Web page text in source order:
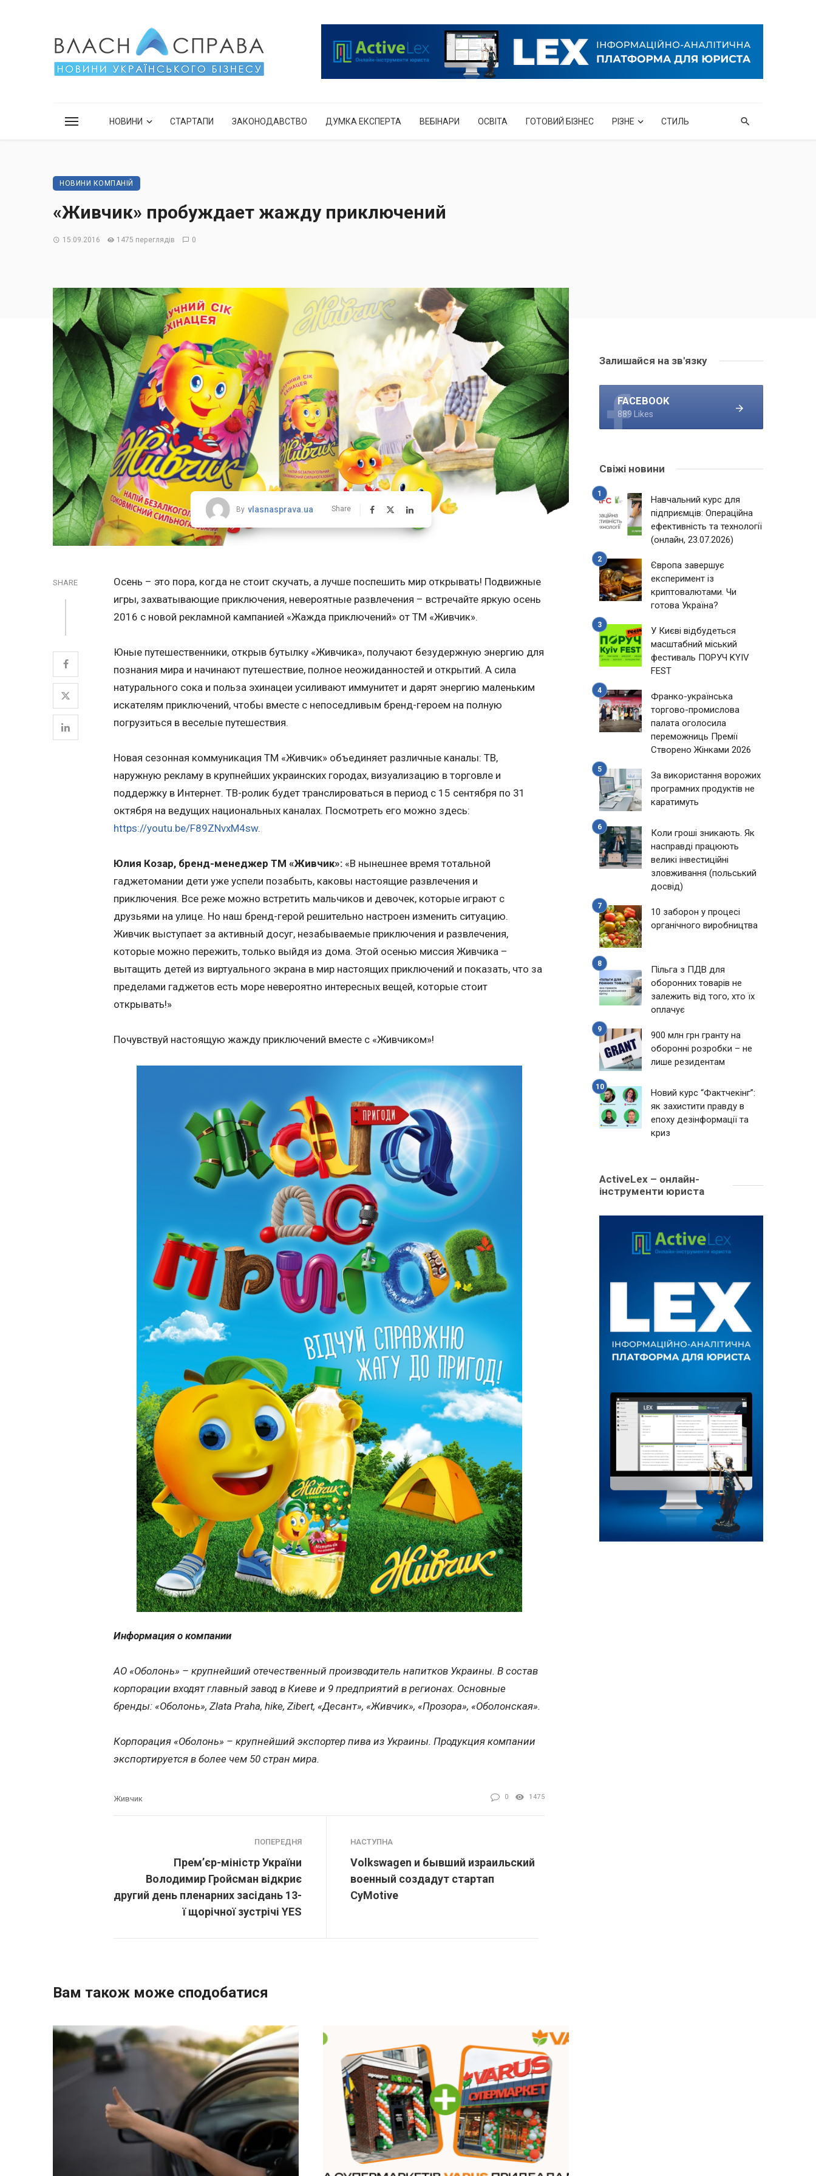
НОВИНИ СТАРТАПИ ЗАКОНОДАВСТВО ДУМКА ЕКСПЕРТА ВЕБІНАРИ ОСВІТА ГОТОВИЙ БІЗНЕС РІЗНЕ СТИЛЬ
НОВИНИ КОМПАНІЙ
«Живчик» пробуждает жажду приключений
15.09.2016 1475 переглядів 0
By vlasnasprava.ua Share
SHARE
Осень – это пора, когда не стоит скучать, а лучше поспешить мир открывать! Подвижные
игры, захватывающие приключения, невероятные развлечения – встречайте яркую осень
2016 с новой рекламной кампанией «Жажда приключений» от ТМ «Живчик».
Юные путешественники, открыв бутылку «Живчика», получают безудержную энергию для
познания мира и начинают путешествие, полное неожиданностей и открытий. А сила
натурального сока и польза эхинацеи усиливают иммунитет и дарят энергию маленьким
искателям приключений, чтобы вместе с непоседливым бренд-героем на полную
погрузиться в веселые путешествия.
Новая сезонная коммуникация ТМ «Живчик» объединяет различные каналы: ТВ,
наружную рекламу в крупнейших украинских городах, визуализацию в торговле и
поддержку в Интернет. ТВ-ролик будет транслироваться в период с 15 сентября по 31
октября на ведущих национальных каналах. Посмотреть его можно здесь:
https://youtu.be/F89ZNvxM4sw.
Юлия Козар, бренд-менеджер ТМ «Живчик»: «В нынешнее время тотальной
гаджетомании дети уже успели позабыть, каковы настоящие развлечения и
приключения. Все реже можно встретить мальчиков и девочек, которые играют с
друзьями на улице. Но наш бренд-герой решительно настроен изменить ситуацию.
Живчик выступает за активный досуг, незабываемые приключения и развлечения,
которые можно пережить, только выйдя из дома. Этой осенью миссия Живчика –
вытащить детей из виртуального экрана в мир настоящих приключений и показать, что за
пределами гаджетов есть море невероятно интересных вещей, которые стоит
открывать!»
Почувствуй настоящую жажду приключений вместе с «Живчиком»!
Информация о компании
АО «Оболонь» – крупнейший отечественный производитель напитков Украины. В состав
корпорации входят главный завод в Киеве и 9 предприятий в регионах. Основные
бренды: «Оболонь», Zlata Praha, hike, Zibert, «Десант», «Живчик», «Прозора», «Оболонская».
Корпорация «Оболонь» – крупнейший экспортер пива из Украины. Продукция компании
экспортируется в более чем 50 стран мира.
Живчик 0 1475
ПОПЕРЕДНЯ
Прем’єр-міністр України
Володимир Гройсман відкриє
другий день пленарних засідань 13-
ї щорічної зустрічі YES
НАСТУПНА
Volkswagen и бывший израильский
военный создадут стартап
CyMotive
Вам також може сподобатися
Залишайся на зв'язку
FACEBOOK
889 Likes
Свіжі новини
Навчальний курс для
підприємців: Операційна
ефективність та технології
(онлайн, 23.07.2026)
Європа завершує
експеримент із
криптовалютами. Чи
готова Україна?
У Києві відбудеться
масштабний міський
фестиваль ПОРУЧ KYIV
FEST
Франко-українська
торгово-промислова
палата оголосила
переможниць Премії
Створено Жінками 2026
За використання ворожих
програмних продуктів не
каратимуть
Коли гроші зникають. Як
насправді працюють
великі інвестиційні
зловживання (польський
досвід)
10 заборон у процесі
органічного виробництва
Пільга з ПДВ для
оборонних товарів не
залежить від того, хто їх
оплачує
900 млн грн гранту на
оборонні розробки – не
лише резидентам
Новий курс “Фактчекінг”:
як захистити правду в
епоху дезінформації та
криз
ActiveLex – онлайн-
інструменти юриста